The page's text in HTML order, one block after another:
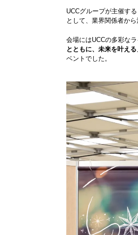
UCCグループが主催す
として、業界関係者から
会場にはUCCの多彩な
とともに、未来を叶える
ベントでした。